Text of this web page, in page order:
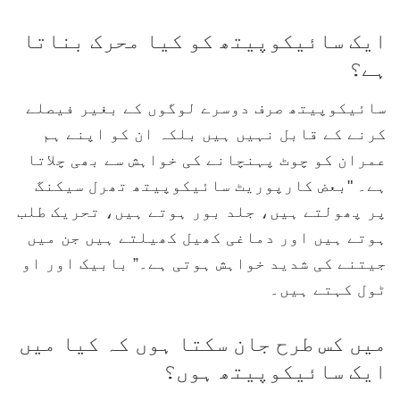
ایک سائیکوپیتھ کو کیا محرک بناتا
ہے؟
سائیکوپیتھ صرف دوسرے لوگوں کے بغیر فیصلے
کرنے کے قابل نہیں ہیں بلکہ ان کو اپنے ہم
عمران کو چوٹ پہنچانے کی خواہش سے بھی چلاتا
ہے۔ "بعض کارپوریٹ سائیکوپیتھ تھرل سیکنگ
پر پھولتے ہیں، جلد بور ہوتے ہیں، تحریک طلب
ہوتے ہیں اور دماغی کھیل کھیلتے ہیں جن میں
جیتنے کی شدید خواہش ہوتی ہے۔” بابیک اور او
ٹول کہتے ہیں۔
میں کس طرح جان سکتا ہوں کہ کیا میں
ایک سائیکوپیتھ ہوں؟